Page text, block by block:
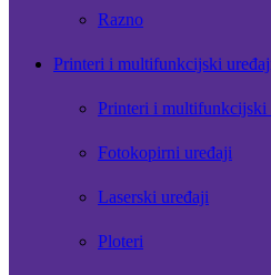
Razno
Printeri i multifunkcijski
Printeri i multifunkcijski
Fotokopirni uređaji
Laserski uređaji
Ploteri